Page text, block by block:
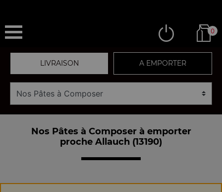
0
LIVRAISON A EMPORTER
Nos Pâtes à Composer à emporter
proche Allauch (13190)